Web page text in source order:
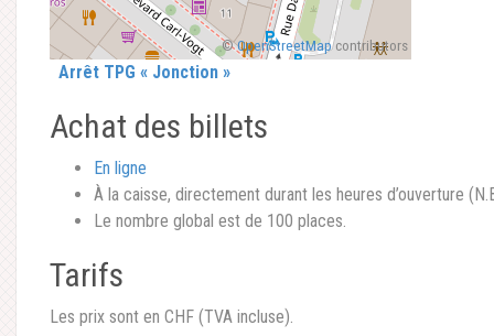
©OpenStreetMapcontributors
Arrêt TPG « Jonction »
Achat des billets
En ligne
À la caisse, directement durant les heures d’ouverture
Le nombre global est de 100 places.
Tarifs
Les prix sont en CHF (TVA incluse).